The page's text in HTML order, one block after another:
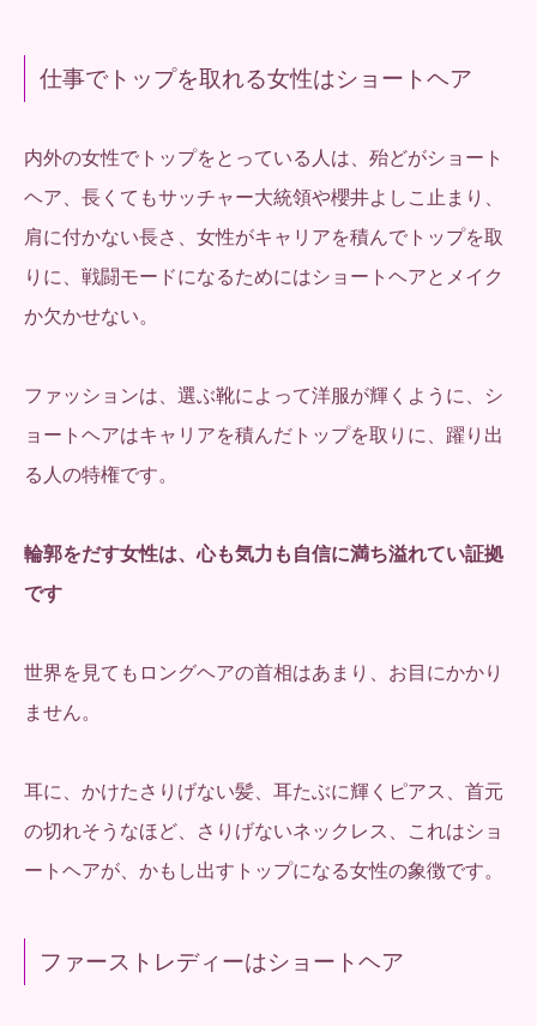
仕事でトップを取れる女性はショートヘア
内外の女性でトップをとっている人は、殆どがショート
ヘア、長くてもサッチャー大統領や櫻井よしこ止まり、
肩に付かない長さ、女性がキャリアを積んでトップを取
りに、戦闘モードになるためにはショートヘアとメイク
か欠かせない。
ファッションは、選ぶ靴によって洋服が輝くように、シ
ョートヘアはキャリアを積んだトップを取りに、躍り出
る人の特権です。
輪郭をだす女性は、心も気力も自信に満ち溢れてい証拠
です
世界を見てもロングヘアの首相はあまり、お目にかかり
ません。
耳に、かけたさりげない髪、耳たぶに輝くピアス、首元
の切れそうなほど、さりげないネックレス、これはショ
ートヘアが、かもし出すトップになる女性の象徴です。
ファーストレディーはショートヘア